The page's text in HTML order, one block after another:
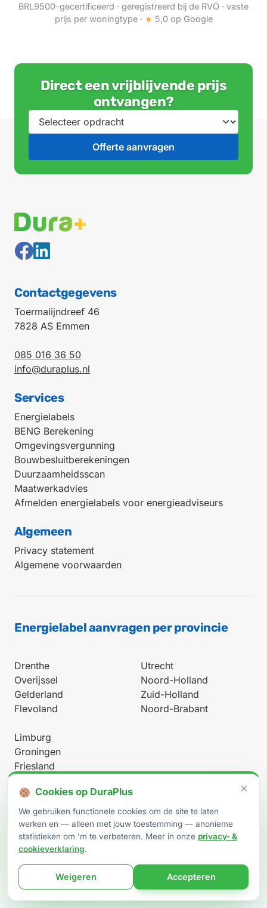
BRL9500-gecertificeerd · geregistreerd bij de RVO · vaste
prijs per woningtype · ★ 5,0 op Google
Direct een vrijblijvende prijs
ontvangen?
Contactgegevens
Toermalijndreef 46
7828 AS Emmen
085 016 36 50
info@duraplus.nl
Services
Energielabels
BENG Berekening
Omgevingsvergunning
Bouwbesluitberekeningen
Duurzaamheidsscan
Maatwerkadvies
Afmelden energielabels voor energieadviseurs
Algemeen
Privacy statement
Algemene voorwaarden
Energielabel aanvragen per provincie
Drenthe
Overijssel
Gelderland
Flevoland
Utrecht
Noord-Holland
Zuid-Holland
Noord-Brabant
Limburg
Groningen
Friesland
· afgegeven doorEPG-Certificering B.V.·RvA C 607
×
Cookies op DuraPlus
We gebruiken functionele cookies om de site te laten
werken en — alleen met jouw toestemming — anonieme
statistieken om 'm te verbeteren. Meer in onze privacy- &
cookieverklaring.
Weigeren Accepteren